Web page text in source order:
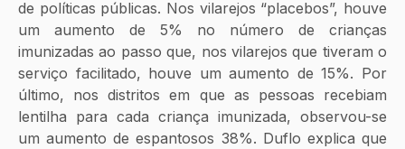
de políticas públicas. Nos vilarejos “placebos”, houve
um aumento de 5% no número de crianças
imunizadas ao passo que, nos vilarejos que tiveram o
serviço facilitado, houve um aumento de 15%. Por
último, nos distritos em que as pessoas recebiam
lentilha para cada criança imunizada, observou-se
um aumento de espantosos 38%. Duflo explica que